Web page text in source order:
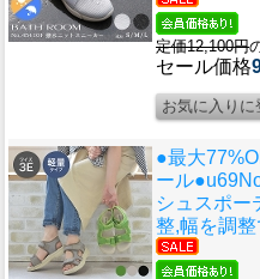
定価12,100円
セール価格
●最大
ール●u69
シュスポー
整,幅を調